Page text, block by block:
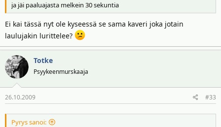
ja jäi paaluajasta melkein 30 sekuntia
Ei kai tässä nyt ole kyseessä se sama kaveri joka jotain
laulujakin lurittelee?
Totke
Psyykeenmurskaaja
26.10.2009 #33
Pyrys sanoi: